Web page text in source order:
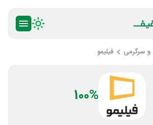
و سرگرمی فیلیمو
100%